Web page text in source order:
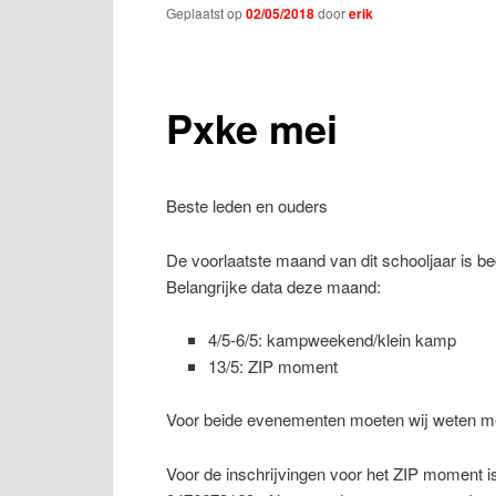
Pxke mei
Geplaatst op02/05/2018doorerik
Beste leden en ouders
De voorlaatste maand van dit schooljaar is
Belangrijke data deze maand:
4/5-6/5: kampweekend/klein kamp
13/5: ZIP moment
Voor beide evenementen moeten wij weten
Voor de inschrijvingen voor het ZIP moment